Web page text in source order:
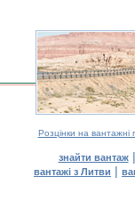
Розцінки на вантажні
знайти вантаж|
вантажі з Литви |